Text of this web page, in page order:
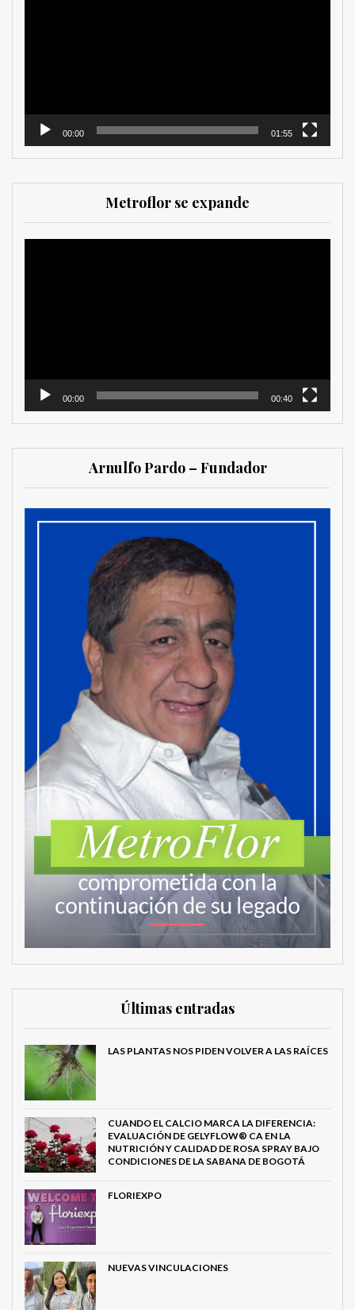
00:00 01:55
Metroflor se expande
00:00 00:40
Arnulfo Pardo – Fundador
Últimas entradas
LAS PLANTAS NOS PIDEN VOLVER A LAS RAÍCES
CUANDO EL CALCIO MARCA LA DIFERENCIA:
EVALUACIÓN DE GELYFLOW® CA EN LA
NUTRICIÓN Y CALIDAD DE ROSA SPRAY BAJO
CONDICIONES DE LA SABANA DE BOGOTÁ
FLORIEXPO
NUEVAS VINCULACIONES